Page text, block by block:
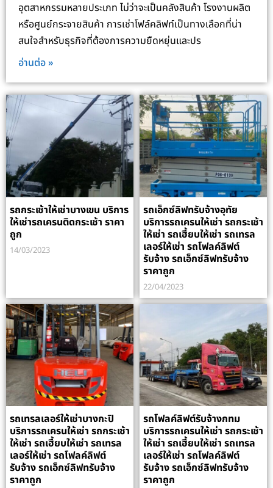
อุตสาหกรรมหลายประเภท ไม่ว่าจะเป็นคลังสินค้า โรงงานผลิต
หรือศูนย์กระจายสินค้า การเช่าโฟล์คลิฟท์เป็นทางเลือกที่น่า
สนใจสำหรับธุรกิจที่ต้องการความยืดหยุ่นและปร
อ่านต่อ »
รถกระเช้าให้เช่าบางเขน บริการ
ให้เช่ารถเครนติดกระเช้า ราคา
ถูก
14/03/2023
รถเอ็กซ์ลิฟทรับจ้างอุทัย
บริการรถเครนให้เช่า รถกระเช้า
ให้เช่า รถเฮี้ยบให้เช่า รถเทรล
เลอร์ให้เช่า รถโฟลค์ลิฟต์
รับจ้าง รถเอ็กซ์ลิฟทรับจ้าง
ราคาถูก
22/04/2023
รถเทรลเลอร์ให้เช่าบางกะปิ
บริการรถเครนให้เช่า รถกระเช้า
ให้เช่า รถเฮี้ยบให้เช่า รถเทรล
เลอร์ให้เช่า รถโฟลค์ลิฟต์
รับจ้าง รถเอ็กซ์ลิฟทรับจ้าง
ราคาถูก
รถโฟลค์ลิฟต์รับจ้างกทม
บริการรถเครนให้เช่า รถกระเช้า
ให้เช่า รถเฮี้ยบให้เช่า รถเทรล
เลอร์ให้เช่า รถโฟลค์ลิฟต์
รับจ้าง รถเอ็กซ์ลิฟทรับจ้าง
ราคาถูก